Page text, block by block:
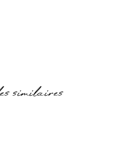
similaires